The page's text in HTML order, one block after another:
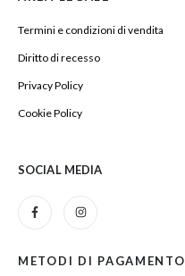
Termini e condizioni di vendita
Diritto di recesso
Privacy Policy
Cookie Policy
SOCIAL MEDIA
METODI DI PAGAMENTO